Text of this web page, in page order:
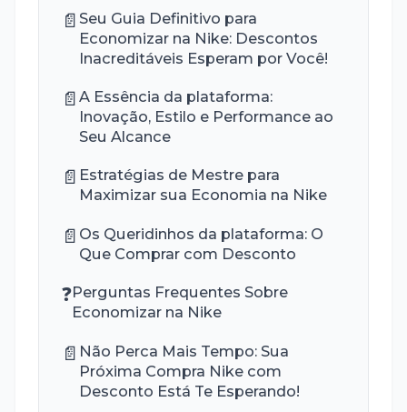
📄 Seu Guia Definitivo para
Economizar na Nike: Descontos
Inacreditáveis Esperam por Você!
📄A Essência da plataforma:
Inovação, Estilo e Performance ao
Seu Alcance
📄 Estratégias de Mestre para
Maximizar sua Economia na Nike
📄 Os Queridinhos da plataforma: O
Que Comprar com Desconto
❓Perguntas Frequentes Sobre
Economizar na Nike
📄 Não Perca Mais Tempo: Sua
Próxima Compra Nike com
Desconto Está Te Esperando!